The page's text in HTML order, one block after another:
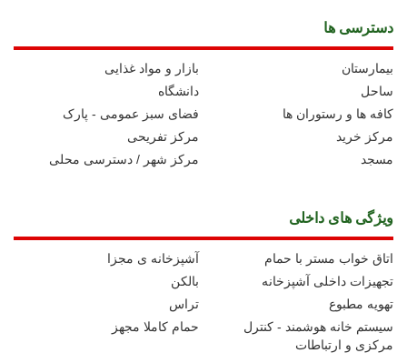
دسترسی ها
بازار و مواد غذایی
بیمارستان
دانشگاه
ساحل
فضای سبز عمومی - پارک
کافه ها و رستوران ها
مرکز تفریحی
مرکز خرید
مرکز شهر / دسترسی محلی
مسجد
ویژگی های داخلی
آشپزخانه ی مجزا
اتاق خواب مستر با حمام
بالکن
تجهیزات داخلی آشپزخانه
تراس
تهویه مطبوع
حمام کاملا مجهز
سیستم خانه هوشمند - کنترل
مرکزی و ارتباطات